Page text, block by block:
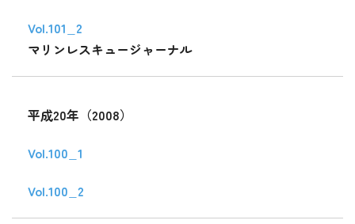
Vol.101_2
マリンレスキュージャーナル
平成20年（2008）
Vol.100_1
Vol.100_2